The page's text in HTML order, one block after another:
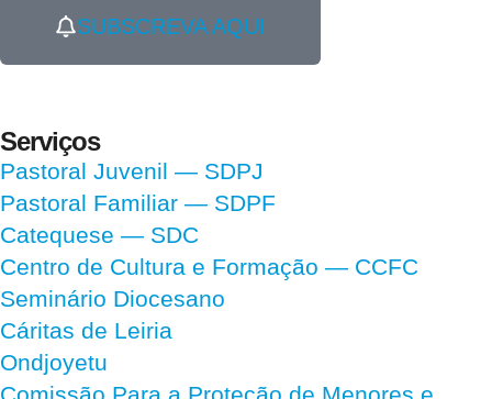
SUBSCREVA AQUI
Serviços
Pastoral Juvenil — SDPJ
Pastoral Familiar — SDPF
Catequese — SDC
Centro de Cultura e Formação — CCFC
Seminário Diocesano
Cáritas de Leiria
Ondjoyetu